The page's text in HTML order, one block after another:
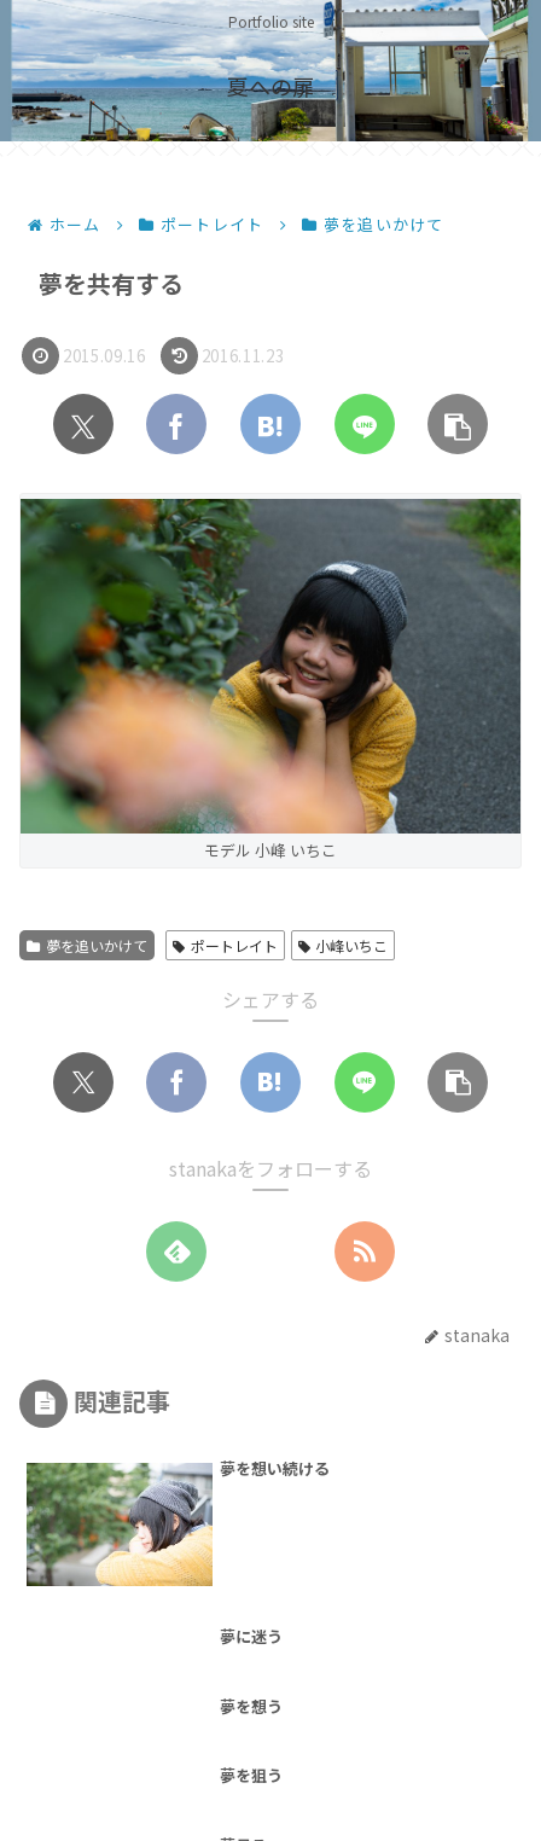
Portfolio site
夏への扉
ホーム ポートレイト 夢を追いかけて
夢を共有する
2015.09.16 2016.11.23
モデル 小峰 いちこ
夢を追いかけて ポートレイト 小峰いちこ
シェアする
stanakaをフォローする
stanaka
関連記事
夢を想い続ける
夢に迷う
夢を想う
夢を狙う